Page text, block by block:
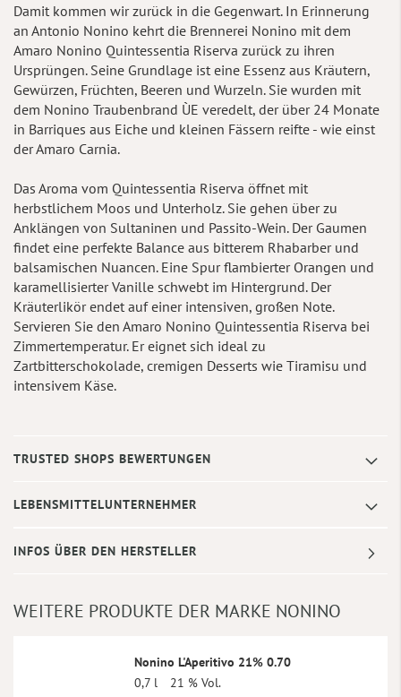
Damit kommen wir zurück in die Gegenwart. In Erinnerung
an Antonio Nonino kehrt die Brennerei Nonino mit dem
Amaro Nonino Quintessentia Riserva zurück zu ihren
Ursprüngen. Seine Grundlage ist eine Essenz aus Kräutern,
Gewürzen, Früchten, Beeren und Wurzeln. Sie wurden mit
dem Nonino Traubenbrand ÙE veredelt, der über 24 Monate
in Barriques aus Eiche und kleinen Fässern reifte - wie einst
der Amaro Carnia.
Das Aroma vom Quintessentia Riserva öffnet mit
herbstlichem Moos und Unterholz. Sie gehen über zu
Anklängen von Sultaninen und Passito-Wein. Der Gaumen
findet eine perfekte Balance aus bitterem Rhabarber und
balsamischen Nuancen. Eine Spur flambierter Orangen und
karamellisierter Vanille schwebt im Hintergrund. Der
Kräuterlikör endet auf einer intensiven, großen Note.
Servieren Sie den Amaro Nonino Quintessentia Riserva bei
Zimmertemperatur. Er eignet sich ideal zu
Zartbitterschokolade, cremigen Desserts wie Tiramisu und
intensivem Käse.
TRUSTED SHOPS BEWERTUNGEN
LEBENSMITTELUNTERNEHMER
INFOS ÜBER DEN HERSTELLER
WEITERE PRODUKTE DER MARKE NONINO
Nonino L'Aperitivo 21% 0.70
0,7 l
21 % Vol.